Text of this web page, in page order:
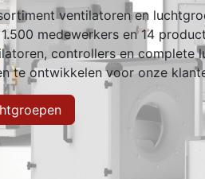
ventilatoren en
medewerkers en 14
controllers en complete
te ontwikkelen voor onze